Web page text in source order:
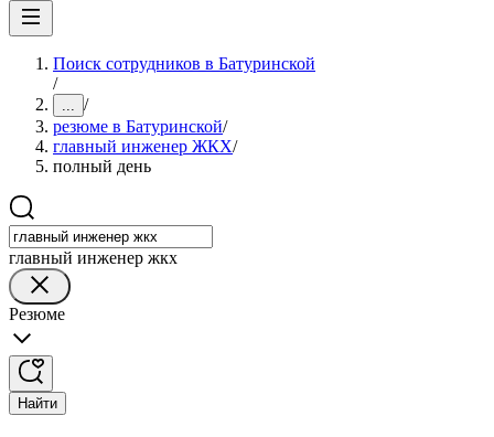
Поиск сотрудников в Батуринской
/
... /
резюме в Батуринской/
главный инженер ЖКХ/
полный день
главный инженер жкх
Резюме
Найти